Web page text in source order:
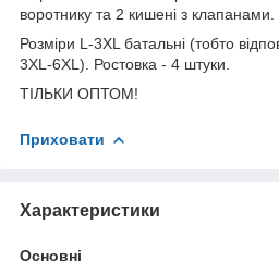
воротнику та 2 кишені з клапанами.
Розміри L-3XL батальні (тобто
3XL-6XL). Ростовка - 4 штуки.
ТІЛЬКИ ОПТОМ!
Приховати
Характеристики
Основні